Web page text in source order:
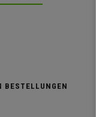
BESTELLUNGEN